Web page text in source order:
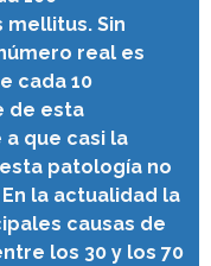
Sin
real es
cada 10
de esta
que casi la
patología no
la actualidad la
causas de
los 30 y los 70